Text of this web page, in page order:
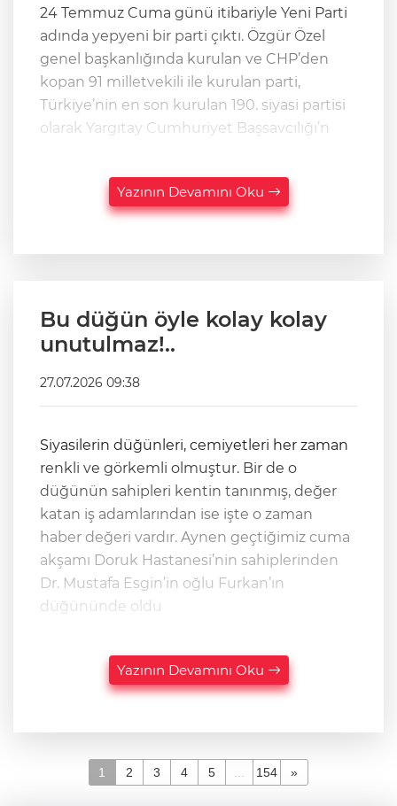
24 Temmuz Cuma günü itibariyle Yeni Parti
adında yepyeni bir parti çıktı. Özgür Özel
genel başkanlığında kurulan ve CHP’den
kopan 91 milletvekili ile kurulan parti,
Türkiye’nin en son kurulan 190. siyasi partisi
olarak Yargıtay Cumhuriyet Başsavcılığı’n
Yazının Devamını Oku
Bu düğün öyle kolay kolay
unutulmaz!..
27.07.2026 09:38
Siyasilerin düğünleri, cemiyetleri her zaman
renkli ve görkemli olmuştur. Bir de o
düğünün sahipleri kentin tanınmış, değer
katan iş adamlarından ise işte o zaman
haber değeri vardır. Aynen geçtiğimiz cuma
akşamı Doruk Hastanesi’nin sahiplerinden
Dr. Mustafa Esgin’in oğlu Furkan’ın
düğününde oldu
Yazının Devamını Oku
1 2 3 4 5 154 »